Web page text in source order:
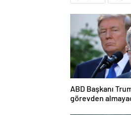
ABD Başkanı
görevden